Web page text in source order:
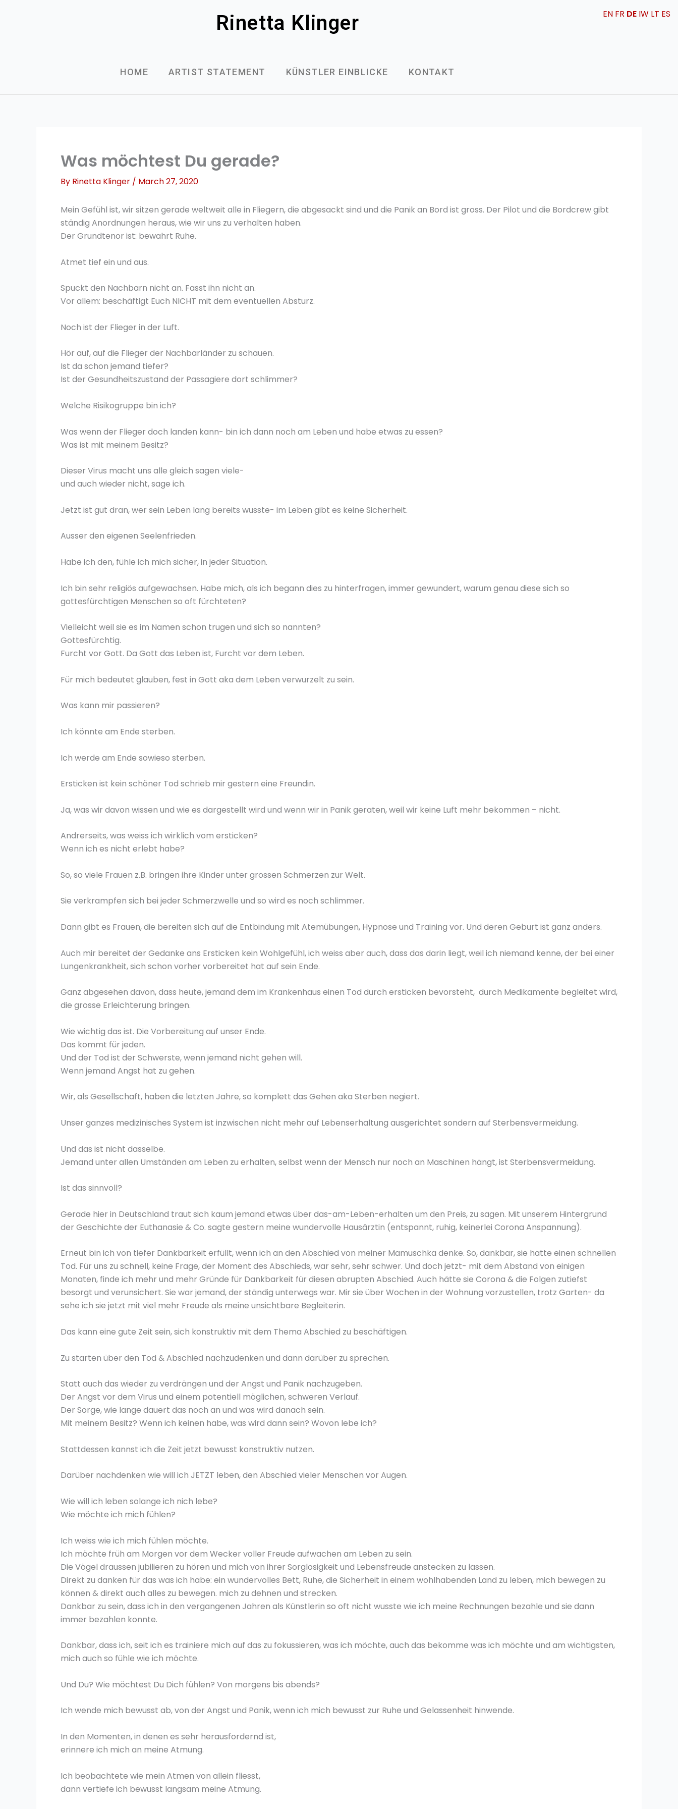
Rinetta Klinger
HOME ARTIST STATEMENT KÜNSTLER EINBLICKE KONTAKT
Was möchtest Du gerade?
By Rinetta Klinger / March 27, 2020
Mein Gefühl ist, wir sitzen gerade weltweit alle in Fliegern, die abgesackt sind und die Panik an Bord ist gross. Der Pilot und die Bordcrew gibt
ständig Anordnungen heraus, wie wir uns zu verhalten haben.
Der Grundtenor ist: bewahrt Ruhe.
Atmet tief ein und aus.
Spuckt den Nachbarn nicht an. Fasst ihn nicht an.
Vor allem: beschäftigt Euch NICHT mit dem eventuellen Absturz.
Noch ist der Flieger in der Luft.
Hör auf, auf die Flieger der Nachbarländer zu schauen.
Ist da schon jemand tiefer?
Ist der Gesundheitszustand der Passagiere dort schlimmer?
Welche Risikogruppe bin ich?
Was wenn der Flieger doch landen kann- bin ich dann noch am Leben und habe etwas zu essen?
Was ist mit meinem Besitz?
Dieser Virus macht uns alle gleich sagen viele-
und auch wieder nicht, sage ich.
Jetzt ist gut dran, wer sein Leben lang bereits wusste- im Leben gibt es keine Sicherheit.
Ausser den eigenen Seelenfrieden.
Habe ich den, fühle ich mich sicher, in jeder Situation.
Ich bin sehr religiös aufgewachsen. Habe mich, als ich begann dies zu hinterfragen, immer gewundert, warum genau diese sich so
gottesfürchtigen Menschen so oft fürchteten?
Vielleicht weil sie es im Namen schon trugen und sich so nannten?
Gottesfürchtig.
Furcht vor Gott. Da Gott das Leben ist, Furcht vor dem Leben.
Für mich bedeutet glauben, fest in Gott aka dem Leben verwurzelt zu sein.
Was kann mir passieren?
Ich könnte am Ende sterben.
Ich werde am Ende sowieso sterben.
Ersticken ist kein schöner Tod schrieb mir gestern eine Freundin.
Ja, was wir davon wissen und wie es dargestellt wird und wenn wir in Panik geraten, weil wir keine Luft mehr bekommen – nicht.
Andrerseits, was weiss ich wirklich vom ersticken?
Wenn ich es nicht erlebt habe?
So, so viele Frauen z.B. bringen ihre Kinder unter grossen Schmerzen zur Welt.
Sie verkrampfen sich bei jeder Schmerzwelle und so wird es noch schlimmer.
Dann gibt es Frauen, die bereiten sich auf die Entbindung mit Atemübungen, Hypnose und Training vor. Und deren Geburt ist ganz anders.
Auch mir bereitet der Gedanke ans Ersticken kein Wohlgefühl, ich weiss aber auch, dass das darin liegt, weil ich niemand kenne, der bei einer
Lungenkrankheit, sich schon vorher vorbereitet hat auf sein Ende.
Ganz abgesehen davon, dass heute, jemand dem im Krankenhaus einen Tod durch ersticken bevorsteht, durch Medikamente begleitet wird,
die grosse Erleichterung bringen.
Wie wichtig das ist. Die Vorbereitung auf unser Ende.
Das kommt für jeden.
Und der Tod ist der Schwerste, wenn jemand nicht gehen will.
Wenn jemand Angst hat zu gehen.
Wir, als Gesellschaft, haben die letzten Jahre, so komplett das Gehen aka Sterben negiert.
Unser ganzes medizinisches System ist inzwischen nicht mehr auf Lebenserhaltung ausgerichtet sondern auf Sterbensvermeidung.
Und das ist nicht dasselbe.
Jemand unter allen Umständen am Leben zu erhalten, selbst wenn der Mensch nur noch an Maschinen hängt, ist Sterbensvermeidung.
Ist das sinnvoll?
Gerade hier in Deutschland traut sich kaum jemand etwas über das-am-Leben-erhalten um den Preis, zu sagen. Mit unserem Hintergrund
der Geschichte der Euthanasie & Co. sagte gestern meine wundervolle Hausärztin (entspannt, ruhig, keinerlei Corona Anspannung).
Erneut bin ich von tiefer Dankbarkeit erfüllt, wenn ich an den Abschied von meiner Mamuschka denke. So, dankbar, sie hatte einen schnellen
Tod. Für uns zu schnell, keine Frage, der Moment des Abschieds, war sehr, sehr schwer. Und doch jetzt- mit dem Abstand von einigen
Monaten, finde ich mehr und mehr Gründe für Dankbarkeit für diesen abrupten Abschied. Auch hätte sie Corona & die Folgen zutiefst
besorgt und verunsichert. Sie war jemand, der ständig unterwegs war. Mir sie über Wochen in der Wohnung vorzustellen, trotz Garten- da
sehe ich sie jetzt mit viel mehr Freude als meine unsichtbare Begleiterin.
Das kann eine gute Zeit sein, sich konstruktiv mit dem Thema Abschied zu beschäftigen.
Zu starten über den Tod & Abschied nachzudenken und dann darüber zu sprechen.
Statt auch das wieder zu verdrängen und der Angst und Panik nachzugeben.
Der Angst vor dem Virus und einem potentiell möglichen, schweren Verlauf.
Der Sorge, wie lange dauert das noch an und was wird danach sein.
Mit meinem Besitz? Wenn ich keinen habe, was wird dann sein? Wovon lebe ich?
Stattdessen kannst ich die Zeit jetzt bewusst konstruktiv nutzen.
Darüber nachdenken wie will ich JETZT leben, den Abschied vieler Menschen vor Augen.
Wie will ich leben solange ich nich lebe?
Wie möchte ich mich fühlen?
Ich weiss wie ich mich fühlen möchte.
Ich möchte früh am Morgen vor dem Wecker voller Freude aufwachen am Leben zu sein.
Die Vögel draussen jubilieren zu hören und mich von ihrer Sorglosigkeit und Lebensfreude anstecken zu lassen.
Direkt zu danken für das was ich habe: ein wundervolles Bett, Ruhe, die Sicherheit in einem wohlhabenden Land zu leben, mich bewegen zu
können & direkt auch alles zu bewegen. mich zu dehnen und strecken.
Dankbar zu sein, dass ich in den vergangenen Jahren als Künstlerin so oft nicht wusste wie ich meine Rechnungen bezahle und sie dann
immer bezahlen konnte.
Dankbar, dass ich, seit ich es trainiere mich auf das zu fokussieren, was ich möchte, auch das bekomme was ich möchte und am wichtigsten,
mich auch so fühle wie ich möchte.
Und Du? Wie möchtest Du Dich fühlen? Von morgens bis abends?
Ich wende mich bewusst ab, von der Angst und Panik, wenn ich mich bewusst zur Ruhe und Gelassenheit hinwende.
In den Momenten, in denen es sehr herausfordernd ist,
erinnere ich mich an meine Atmung.
Ich beobachtete wie mein Atmen von allein fliesst,
dann vertiefe ich bewusst langsam meine Atmung.
EN FR DE IW LT ES